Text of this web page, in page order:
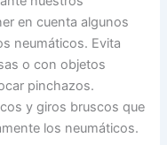
en cuenta algunos
neumáticos. Evita
o con objetos
pinchazos.
y giros bruscos que
los neumáticos.